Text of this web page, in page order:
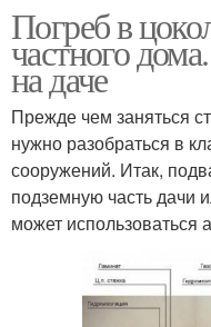
Погреб в
частного
на даче
Прежде чем заняться
нужно разобраться в
сооружений. Итак,
подземную часть дачи
может